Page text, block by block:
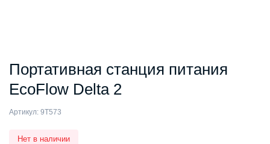
Портативная станция питания
EcoFlow Delta 2
Артикул: 9T573
Нет в наличии